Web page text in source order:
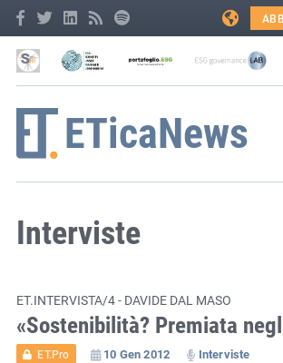
Interviste
ET.INTERVISTA/4 - DAVIDE DAL MASO
«Sostenibilità? Premiata
ET.Pro 10 Gen 2012 Interviste